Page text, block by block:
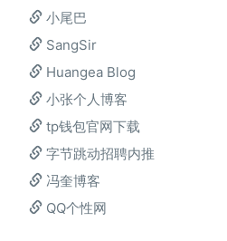
小尾巴
SangSir
Huangea Blog
小张个人博客
tp钱包官网下载
字节跳动招聘内推
冯奎博客
QQ个性网